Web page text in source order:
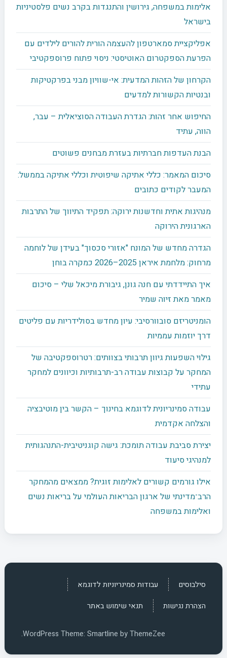
אלימות במשפחה, גירושין והתנגדות בקרב נשים פלסטיניות
בישראל
אפליקציית סמארטפון להעצמה הורית להורים לילדים עם
הפרעת הספקטרום האוטיסטי: ניסוי פתוח פרוספקטיבי
הקרחון של הזהות המדעית: אי-שוויון מבני בפרקטיקות
ובנטיות הקשורות למדעים
החיפוש אחר זהות: הגדרת העבודה הסוציאלית – עבר,
הווה, עתיד
הבנת העדפות חברתיות בעזרת מבחנים פשוטים
סיכום המאמר: כללי אתיקה שיפוטית וכללי אתיקה בממשל:
המעבר לקודים כתובים
מנהיגות אתית וחדשנות ירוקה: תפקיד התיווך של התרבות
הארגונית הירוקה
הגדרה מחדש של המונח "אזורי סכסוך" בעידן של לוחמה
מרחוק: מלחמת איראן 2025–2026 כמקרה בוחן
איך התיידדתי עם חנה גונן, גיבורת מיכאל שלי – סיכום
מאמר מאת זיוה שמיר
הומניטריזם סובוורסיבי: עיון מחדש בסולידריות עם פליטים
דרך יוזמות עממיות
גילוי השפעות גיוון תרבותי בצוותים: רטרוספקטיבה של
המחקר על קבוצות עבודה רב-תרבותיות וכיוונים למחקר
עתידי
עבודה סמינריונית לדוגמא בחינוך – הקשר בין מוטיבציה
והצלחה אקדמית
יצירת סביבת עבודה תומכת: גישה קוגניטיבית-התנהגותית
למנהיגי סיעוד
אילו גורמים קשורים לאלימות זוגית? ממצאים מהמחקר
הרב־מדינתי של ארגון הבריאות העולמי על בריאות נשים
ואלימות במשפחה
סילבוסים עבודות סמינריוניות לדוגמא
הצהרת נגישות תנאי שימוש באתר
WordPress Theme: Smartline by ThemeZee.